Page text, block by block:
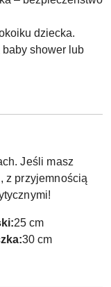
dziecka.
baby shower lub
Jeśli masz
z przyjemnością
25 cm
30 cm